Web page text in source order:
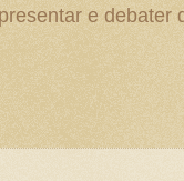
e